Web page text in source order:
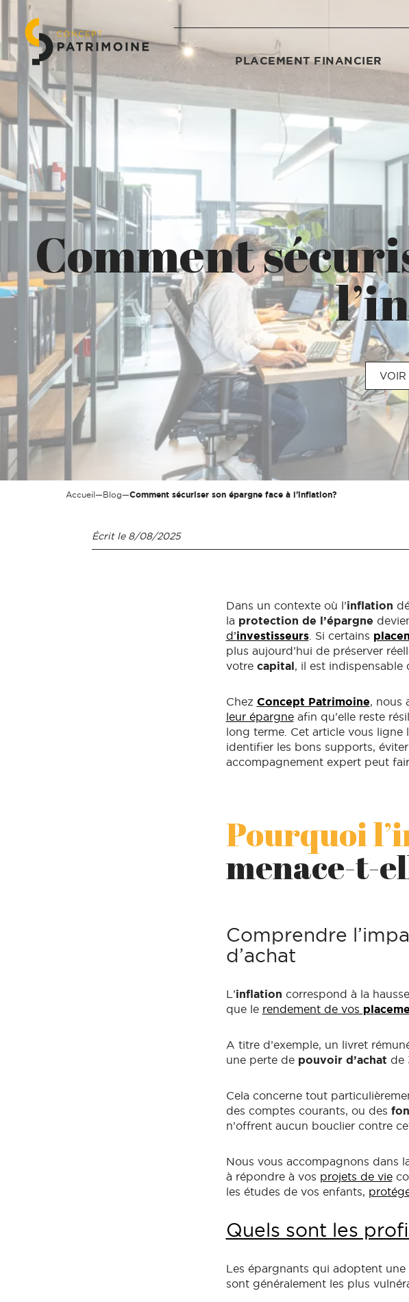
PLACEMENT FINANCIER
Comment
VOIR
Accueil—Blog—Comment sécuriser son épargne face à l’inflation?
Écrit le 8/08/2025
Dans un contexte où l’inflation
la protection de l’épargne
d’investisseurs. Si certains
plus aujourd’hui de préserver
votre capital, il est indispensable
Chez Concept Patrimoine, nous
leur épargneafin qu’elle reste
long terme. Cet article vous ligne
identifier les bons supports,
accompagnement expert peut
Pourquoi
menace-t-
Comprendre
d’achat
L’inflation correspond à la
que le rendement de vos
A titre d’exemple, un livret
une perte de pouvoir d’achat de
Cela concerne tout
des comptes courants, ou des
n’offrent aucun bouclier contre
Nous vous accompagnons dans
à répondre à vos projets de vie
les études de vos enfants,
Quels sont les
Les épargnants qui adoptent
sont généralement les plus